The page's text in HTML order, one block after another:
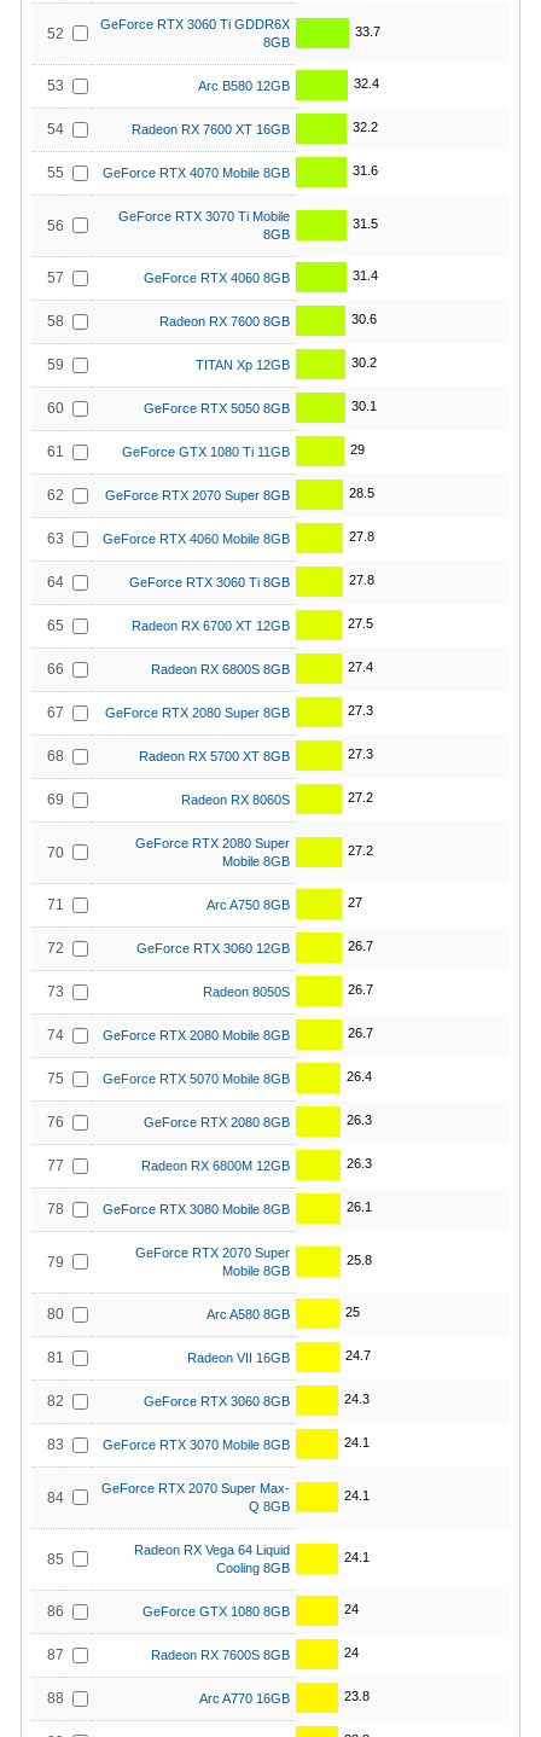
52
GeForce RTX 3060 Ti GDDR6X
8GB
33.7
53 Arc B580 12GB 32.4
54 Radeon RX 7600 XT 16GB 32.2
55 GeForce RTX 4070 Mobile 8GB 31.6
56
GeForce RTX 3070 Ti Mobile
8GB
31.5
57 GeForce RTX 4060 8GB 31.4
58 Radeon RX 7600 8GB 30.6
59 TITAN Xp 12GB 30.2
60 GeForce RTX 5050 8GB 30.1
61 GeForce GTX 1080 Ti 11GB 29
62 GeForce RTX 2070 Super 8GB 28.5
63 GeForce RTX 4060 Mobile 8GB 27.8
64 GeForce RTX 3060 Ti 8GB 27.8
65 Radeon RX 6700 XT 12GB 27.5
66 Radeon RX 6800S 8GB 27.4
67 GeForce RTX 2080 Super 8GB 27.3
68 Radeon RX 5700 XT 8GB 27.3
69 Radeon RX 8060S 27.2
70
GeForce RTX 2080 Super
Mobile 8GB
27.2
71 Arc A750 8GB 27
72 GeForce RTX 3060 12GB 26.7
73 Radeon 8050S 26.7
74 GeForce RTX 2080 Mobile 8GB 26.7
75 GeForce RTX 5070 Mobile 8GB 26.4
76 GeForce RTX 2080 8GB 26.3
77 Radeon RX 6800M 12GB 26.3
78 GeForce RTX 3080 Mobile 8GB 26.1
79
GeForce RTX 2070 Super
Mobile 8GB
25.8
80 Arc A580 8GB 25
81 Radeon VII 16GB 24.7
82 GeForce RTX 3060 8GB 24.3
83 GeForce RTX 3070 Mobile 8GB 24.1
84
GeForce RTX 2070 Super Max-
Q 8GB
24.1
85
Radeon RX Vega 64 Liquid
Cooling 8GB
24.1
86 GeForce GTX 1080 8GB 24
87 Radeon RX 7600S 8GB 24
88 Arc A770 16GB 23.8